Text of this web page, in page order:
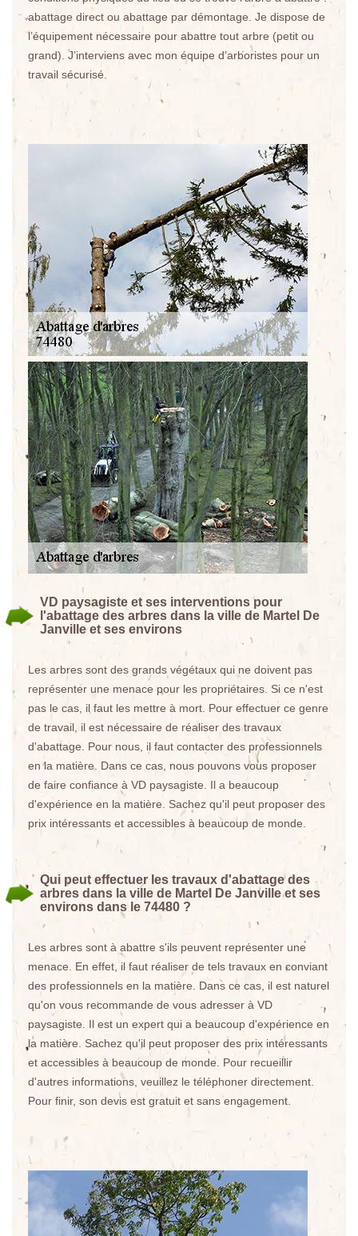
abattage direct ou abattage par démontage. Je dispose de
l’équipement nécessaire pour abattre tout arbre (petit ou
grand). J’interviens avec mon équipe d’arboristes pour un
travail sécurisé.
VD paysagiste et ses interventions pour
l'abattage des arbres dans la ville de Martel De
Janville et ses environs
Les arbres sont des grands végétaux qui ne doivent pas
représenter une menace pour les propriétaires. Si ce n'est
pas le cas, il faut les mettre à mort. Pour effectuer ce genre
de travail, il est nécessaire de réaliser des travaux
d'abattage. Pour nous, il faut contacter des professionnels
en la matière. Dans ce cas, nous pouvons vous proposer
de faire confiance à VD paysagiste. Il a beaucoup
d'expérience en la matière. Sachez qu'il peut proposer des
prix intéressants et accessibles à beaucoup de monde.
Qui peut effectuer les travaux d'abattage des
arbres dans la ville de Martel De Janville et ses
environs dans le 74480 ?
Les arbres sont à abattre s'ils peuvent représenter une
menace. En effet, il faut réaliser de tels travaux en conviant
des professionnels en la matière. Dans ce cas, il est naturel
qu'on vous recommande de vous adresser à VD
paysagiste. Il est un expert qui a beaucoup d'expérience en
la matière. Sachez qu'il peut proposer des prix intéressants
et accessibles à beaucoup de monde. Pour recueillir
d'autres informations, veuillez le téléphoner directement.
Pour finir, son devis est gratuit et sans engagement.